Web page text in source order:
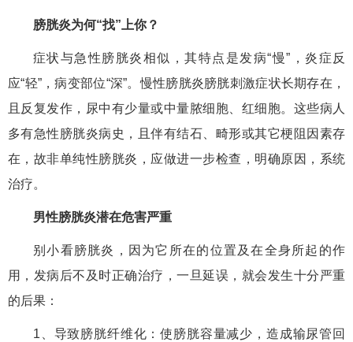
膀胱炎为何“找”上你？
症状与急性膀胱炎相似，其特点是发病“慢”，炎症反
应“轻”，病变部位“深”。慢性膀胱炎膀胱刺激症状长期存在，
且反复发作，尿中有少量或中量脓细胞、红细胞。这些病人
多有急性膀胱炎病史，且伴有结石、畸形或其它梗阻因素存
在，故非单纯性膀胱炎，应做进一步检查，明确原因，系统
治疗。
男性膀胱炎潜在危害严重
别小看膀胱炎，因为它所在的位置及在全身所起的作
用，发病后不及时正确治疗，一旦延误，就会发生十分严重
的后果：
1、导致膀胱纤维化：使膀胱容量减少，造成输尿管回